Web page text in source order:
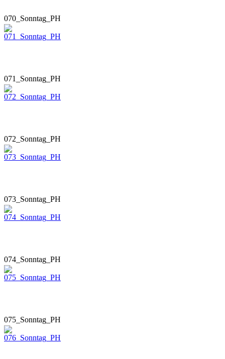
070_Sonntag_PH
071_Sonntag_PH
072_Sonntag_PH
073_Sonntag_PH
074_Sonntag_PH
075_Sonntag_PH